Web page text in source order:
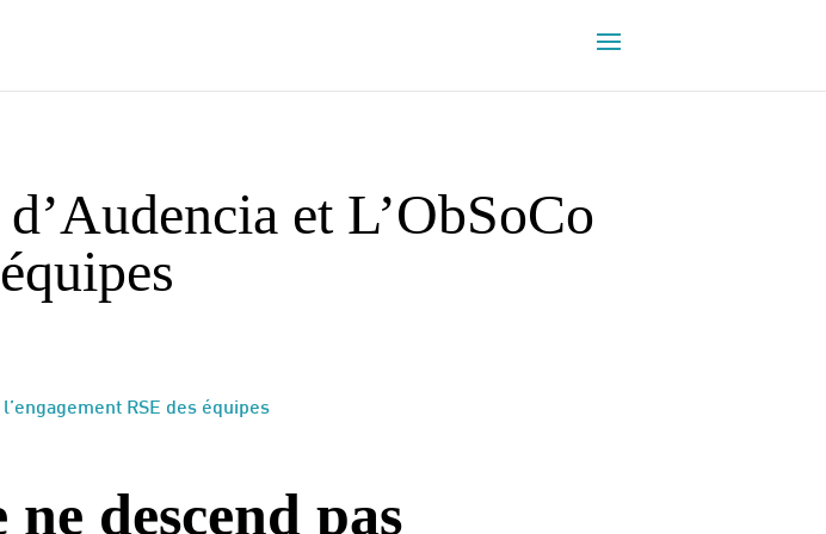
et L’ObSoCo
RSE des équipes
descend pas